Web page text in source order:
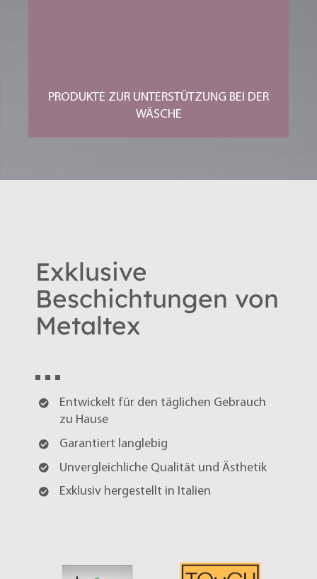
PRODUKTE ZUR UNTERSTÜTZUNG BEI DER
WÄSCHE
Exklusive
Beschichtungen von
Metaltex
Entwickelt für den täglichen Gebrauch
zu Hause
Garantiert langlebig
Unvergleichliche Qualität und Ästhetik
Exklusiv hergestellt in Italien